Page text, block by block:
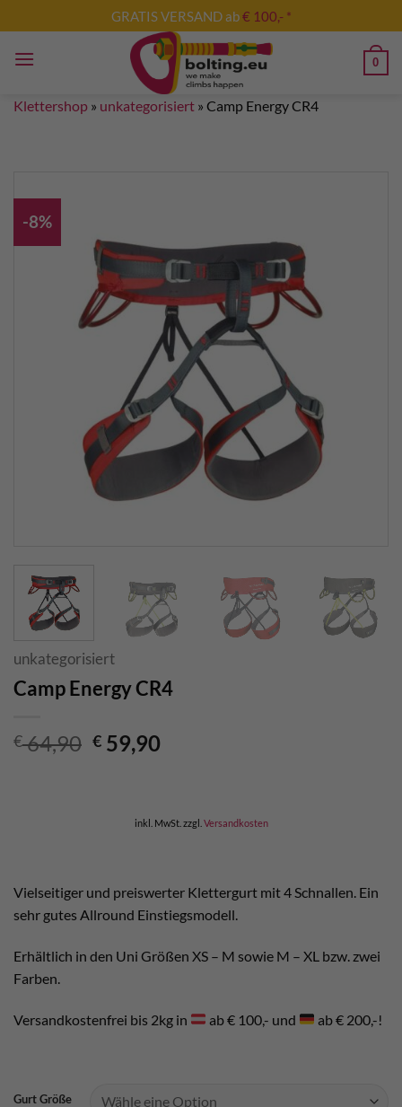
Inhalt
springen
GRATIS VERSAND ab€ 100,- *
0
Klettershop » unkategorisiert » Camp Energy CR4
-8%
unkategorisiert
Camp Energy CR4
€64,90 Ursprünglicher
€ 59,90Aktueller
inkl. MwSt. zzgl. Versandkosten
Vielseitiger und preiswerter Klettergurt mit 4 Schnallen. Ein
sehr gutes Allround Einstiegsmodell.
Erhältlich in den Uni Größen XS – M sowie M – XL bzw. zwei
Farben.
Versandkostenfrei bis 2kg in ab € 100,- und ab € 200,-!
Gurt Größe